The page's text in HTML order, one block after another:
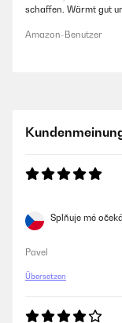
schaffen. Wärmt gut
Amazon-Benutzer
Splňuje mé
Pavel
Übersetzen